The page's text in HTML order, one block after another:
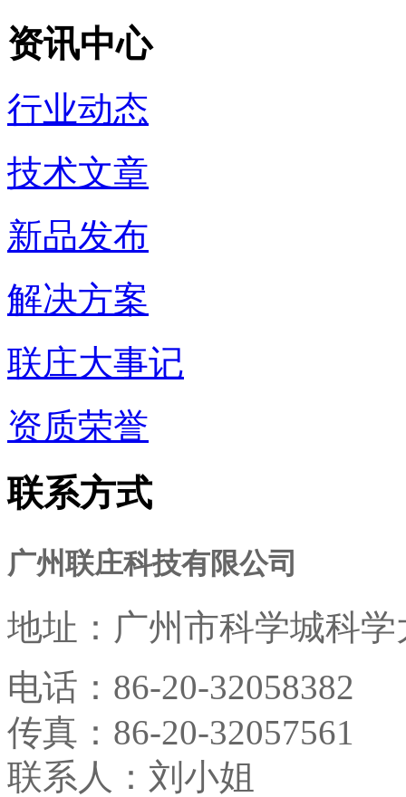
资讯中心
行业动态
技术文章
新品发布
解决方案
联庄大事记
资质荣誉
联系方式
广州联庄科技有限公司
地址： 广州市科学城科
电话： 86-20-32058382
传真： 86-20-32057561
联系人：刘小姐